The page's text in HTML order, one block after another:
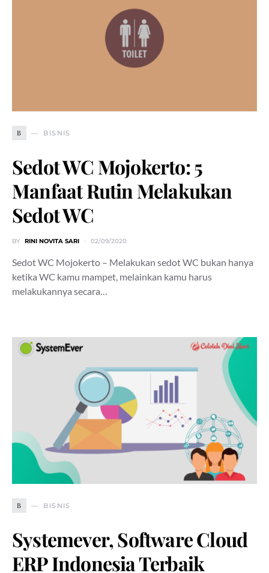
B BISNIS
Sedot WC Mojokerto: 5
Manfaat Rutin Melakukan
Sedot WC
BY RINI NOVITA SARI 02/09/2020
Sedot WC Mojokerto – Melakukan sedot WC bukan hanya
ketika WC kamu mampet, melainkan kamu harus
melakukannya secara…
B BISNIS
Systemever, Software Cloud
ERP Indonesia Terbaik